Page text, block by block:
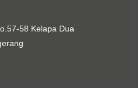
58 Kelapa Dua